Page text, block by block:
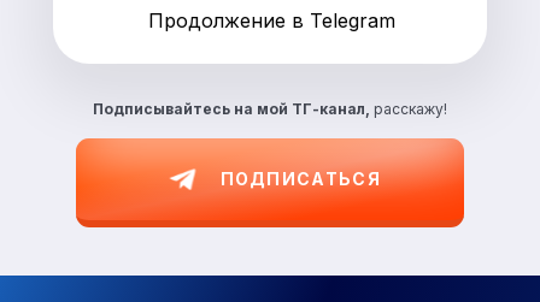
Подписывайтесь на мой ТГ-канал, расскажу!
ПОДПИСАТЬСЯ
Продолжение в Telegram